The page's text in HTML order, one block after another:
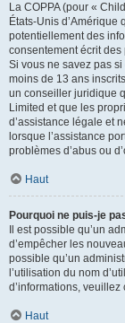
La COPPA (pour «
États-Unis
potentiellement des
consentement écrit
Si vous ne savez pas
moins de 13 ans
un conseiller juridique
Limited et que les
d’assistance légale et
lorsque l’assistance
problèmes d’abus ou
Haut
Pourquoi ne puis-je
Il est possible qu’un
d’empêcher les
possible qu’un
l’utilisation du nom
d’informations,
Haut